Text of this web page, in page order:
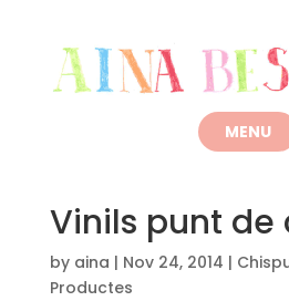
Vinils punt de
by aina | Nov 24, 2014 |
Productes